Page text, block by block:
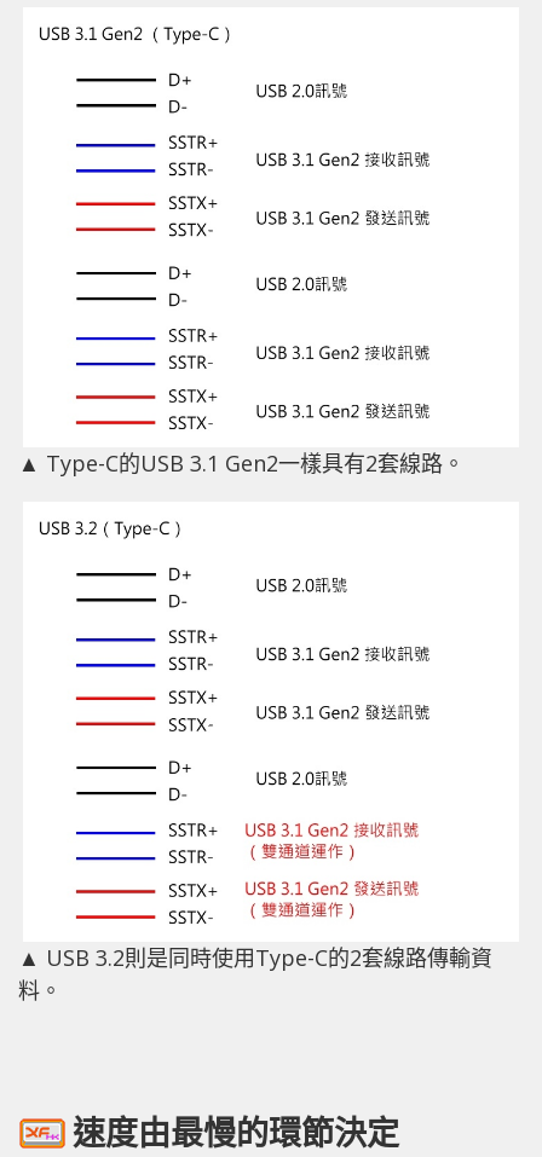
▲ Type-C的USB 3.1 Gen2一樣具有2套線路。
▲ USB 3.2則是同時使用Type-C的2套線路傳輸資
料。
速度由最慢的環節決定